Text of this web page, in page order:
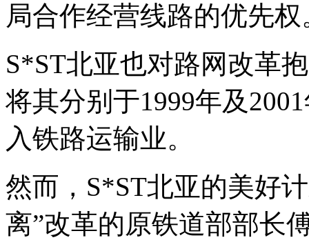
局合作经营线路的优先权
S*ST北亚也对路网改革
将其分别于1999年及
入铁路运输业。
然而，S*ST北亚的美好
离”改革的原铁道部部长